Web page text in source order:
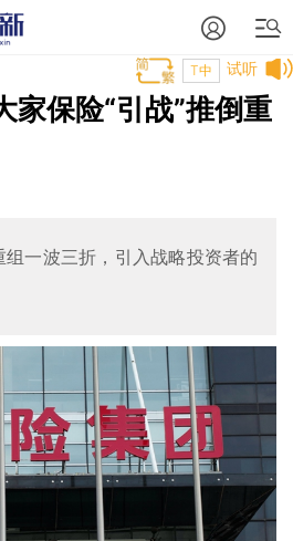
试听
T中
家保险“引战”推倒重
一波三折，引入战略投资者的